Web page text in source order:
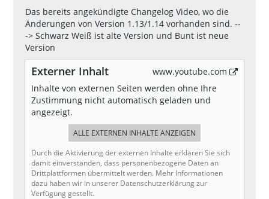
Das bereits angekündigte Changelog Video, wo die
Änderungen von Version 1.13/1.14 vorhanden sind. --
-> Schwarz Weiß ist alte Version und Bunt ist neue
Version
Externer Inhalt
www.youtube.com
Inhalte von externen Seiten werden ohne Ihre
Zustimmung nicht automatisch geladen und
angezeigt.
ALLE EXTERNEN INHALTE ANZEIGEN
Durch die Aktivierung der externen Inhalte erklären Sie sich
damit einverstanden, dass personenbezogene Daten an
Drittplattformen übermittelt werden. Mehr Informationen
dazu haben wir in unserer Datenschutzerklärung zur
Verfügung gestellt.